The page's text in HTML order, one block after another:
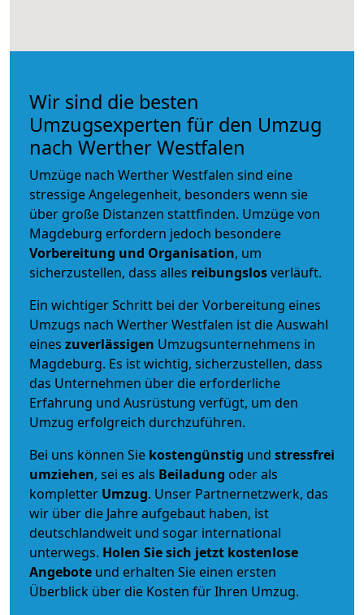
Wir sind die besten
Umzugsexperten für den Umzug
nach Werther Westfalen
Umzüge nach Werther Westfalen sind eine
stressige Angelegenheit, besonders wenn sie
über große Distanzen stattfinden. Umzüge von
Magdeburg erfordern jedoch besondere
Vorbereitung und Organisation, um
sicherzustellen, dass alles reibungslosverläuft.
Ein wichtiger Schritt bei der Vorbereitung eines
Umzugs nach Werther Westfalen ist die Auswahl
eines zuverlässigen Umzugsunternehmens in
Magdeburg. Es ist wichtig, sicherzustellen, dass
das Unternehmen über die erforderliche
Erfahrung und Ausrüstung verfügt, um den
Umzug erfolgreich durchzuführen.
Bei uns können Sie kostengünstig und stressfrei
umziehen, sei es als Beiladung oder als
kompletter Umzug. Unser Partnernetzwerk, das
wir über die Jahre aufgebaut haben, ist
deutschlandweit und sogar international
unterwegs. Holen Sie sich jetzt kostenlose
Angebote und erhalten Sie einen ersten
Überblick über die Kosten für Ihren Umzug.